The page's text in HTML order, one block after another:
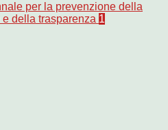
per la prevenzione della
della trasparenza 1